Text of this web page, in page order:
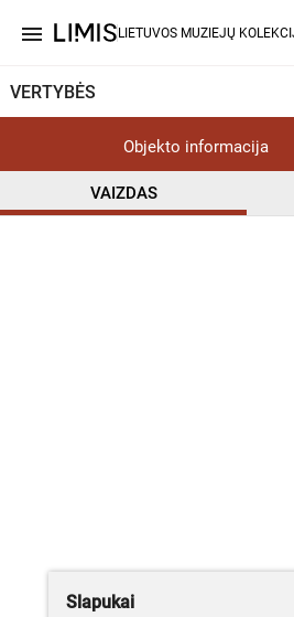
menu LIETUVOS MUZIEJŲ
VERTYBĖS
Objekto informacija
VAIZDAS
CC BY help_outline
Slapukai